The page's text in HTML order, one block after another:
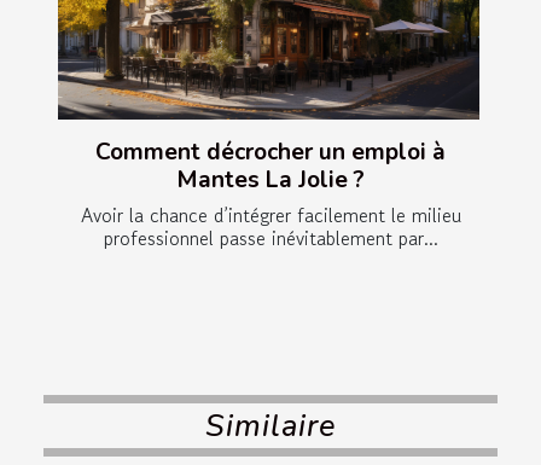
Comment décrocher un emploi à
Mantes La Jolie ?
Avoir la chance d’intégrer facilement le milieu
professionnel passe inévitablement par...
Similaire